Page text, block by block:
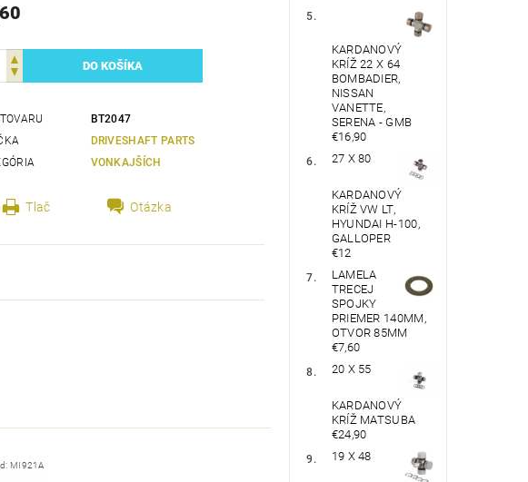
BT2047
DRIVESHAFT PARTS
VONKAJŠÍCH
Tlač Otázka
MI921A
KARDANOVÝ
KRÍŽ 22 X 64
BOMBADIER,
NISSAN
VANETTE,
SERENA - GMB
€16,90
27 X 80
KARDANOVÝ
KRÍŽ VW LT,
HYUNDAI H-100,
GALLOPER
€12
LAMELA
TRECEJ
SPOJKY
PRIEMER 140MM,
OTVOR 85MM
€7,60
20 X 55
KARDANOVÝ
KRÍŽ MATSUBA
€24,90
19 X 48